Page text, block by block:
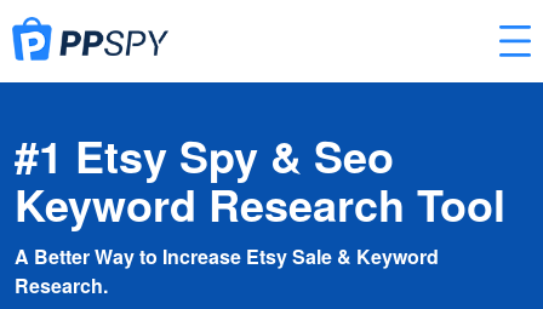
#1 Etsy Spy & Seo
Keyword Research Tool
A Better Way to Increase Etsy Sale & Keyword
Research.